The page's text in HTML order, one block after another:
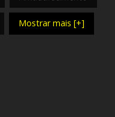
Mostrar mais [+]